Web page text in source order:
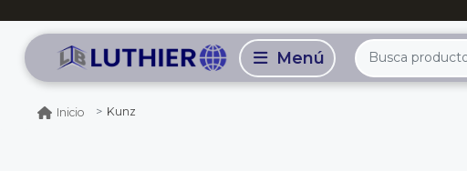
Inicio Kunz